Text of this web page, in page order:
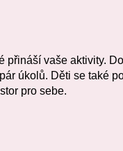
přináší vaše aktivity.
úkolů. Děti se také
pro sebe.